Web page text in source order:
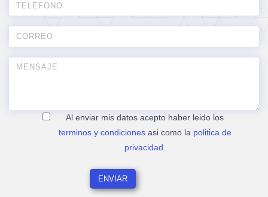
Al enviar mis datos acepto haber leido los
terminos y condicionesasi como la politica de
privacidad